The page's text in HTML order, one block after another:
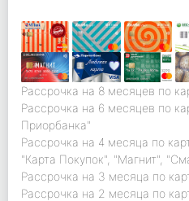
Рассрочка на 8 месяцев по
Рассрочка на 6 месяцев по
Приорбанка"
Рассрочка на 4 месяца по
"Карта Покупок", "Магнит",
Рассрочка на 3 месяца по
Рассрочка на 2 месяца по